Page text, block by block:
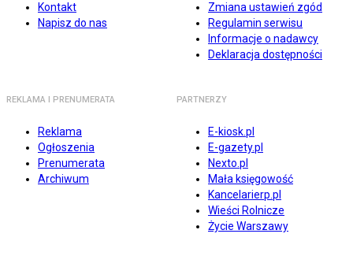
Kontakt
Napisz do nas
Zmiana ustawień zgód
Regulamin serwisu
Informacje o nadawcy
Deklaracja dostępności
REKLAMA I PRENUMERATA
Reklama
Ogłoszenia
Prenumerata
Archiwum
PARTNERZY
E-kiosk.pl
E-gazety.pl
Nexto.pl
Mała księgowość
Kancelarierp.pl
Wieści Rolnicze
Życie Warszawy